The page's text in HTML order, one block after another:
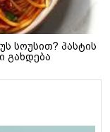
სოუსით? პასტის
გახდება